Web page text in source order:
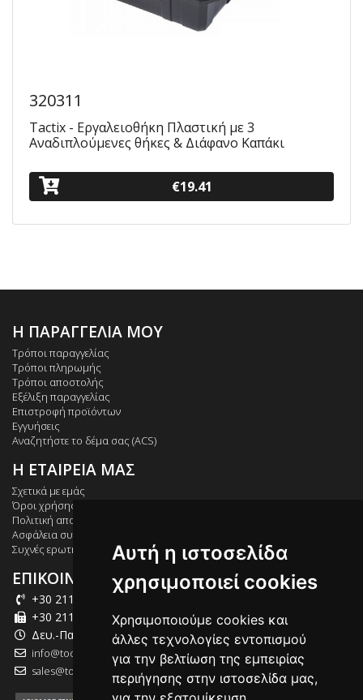
320311
Tactix - Εργαλειοθήκη Πλαστική με 3
Αναδιπλούμενες θήκες & Διάφανο Καπάκι
€19.41
Η ΠΑΡΑΓΓΕΛΙΑ ΜΟΥ
Τρόποι παραγγελίας
Τρόποι πληρωμής
Τρόποι αποστολής
Εξέλιξη παραγγελίας
Επιστροφή προϊόντων
Εγγυήσεις
Αναζητήστε το δέμα σας (ACS)
Η ΕΤΑΙΡΕΙΑ ΜΑΣ
Σχετικά με εμάς
Όροι χρήσης
Πολιτική απορρήτου
Ασφάλεια συναλλαγών
Συχνές ερωτήσεις
ΕΠΙΚΟΙΝΩΝΙΑ
+30 211 012 2003
+30 211 012 2004
Δευ.-Παρ.: 09:00-18:00
info@tool-market.gr
sales@tool-market.gr
Αυτή η ιστοσελίδα
χρησιμοποιεί cookies
Χρησιμοποιούμε cookies και
άλλες τεχνολογίες εντοπισμού
για την βελτίωση της εμπειρίας
περιήγησης στην ιστοσελίδα μας,